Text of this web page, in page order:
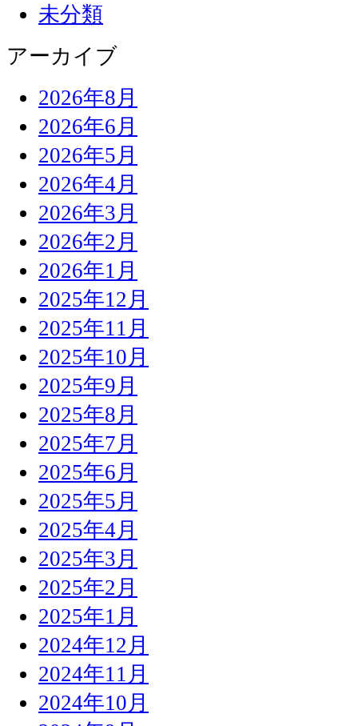
未分類
アーカイブ
2026年8月
2026年6月
2026年5月
2026年4月
2026年3月
2026年2月
2026年1月
2025年12月
2025年11月
2025年10月
2025年9月
2025年8月
2025年7月
2025年6月
2025年5月
2025年4月
2025年3月
2025年2月
2025年1月
2024年12月
2024年11月
2024年10月